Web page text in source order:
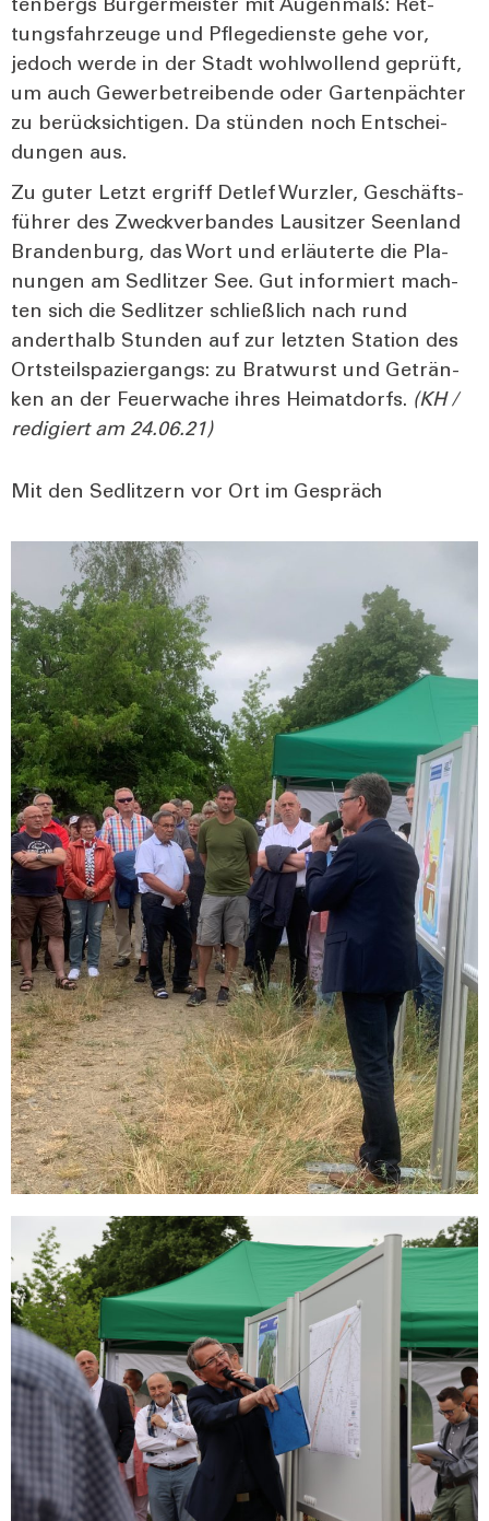
ten­bergs Bür­ger­meis­ter mit Augen­maß: Ret­
tungs­fahr­zeu­ge und Pfle­ge­diens­te gehe vor,
jedoch wer­de in der Stadt wohl­wol­lend geprüft,
um auch Gewer­be­trei­ben­de oder Gar­ten­päch­ter
zu berück­sich­ti­gen. Da stün­den noch Ent­schei­
dun­gen aus.
Zu guter Letzt ergriff Det­lef Wurz­ler, Geschäfts­
füh­rer des Zweck­ver­ban­des Lau­sit­zer Seen­land
Bran­den­burg, das Wort und erläu­ter­te die Pla­
nun­gen am Sedlit­zer See. Gut infor­miert mach­
ten sich die Sedlit­zer schließ­lich nach rund
andert­halb Stun­den auf zur letz­ten Sta­ti­on des
Orts­teil­spa­zier­gangs: zu Brat­wurst und Geträn­
ken an der Feu­er­wa­che ihres Hei­mat­dorfs. (KH /
redi­giert am 24.06.21)
Mit den Sedlit­zern vor Ort im Gespräch